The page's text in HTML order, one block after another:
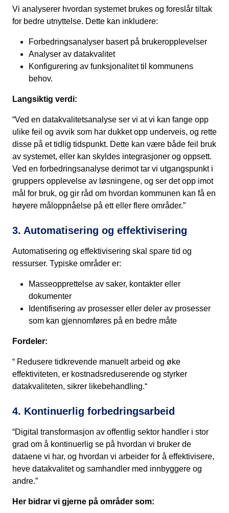
Vi analyserer hvordan systemet brukes og foreslår tiltak
for bedre utnyttelse. Dette kan inkludere:
Forbedringsanalyser basert på brukeropplevelser
Analyser av datakvalitet
Konfigurering av funksjonalitet til kommunens
behov.
Langsiktig verdi:
“Ved en datakvalitetsanalyse ser vi at vi kan fange opp
ulike feil og avvik som har dukket opp underveis, og rette
disse på et tidlig tidspunkt. Dette kan være både feil bruk
av systemet, eller kan skyldes integrasjoner og oppsett.
Ved en forbedringsanalyse derimot tar vi utgangspunkt i
gruppers opplevelse av løsningene, og ser det opp imot
mål for bruk, og gir råd om hvordan kommunen kan få en
høyere måloppnåelse på ett eller flere områder.”
3. Automatisering og effektivisering
Automatisering og effektivisering skal spare tid og
ressurser. Typiske områder er:
Masseopprettelse av saker, kontakter eller
dokumenter
Identifisering av prosesser eller deler av prosesser
som kan gjennomføres på en bedre måte
Fordeler:
“ Redusere tidkrevende manuelt arbeid og øke
effektiviteten, er kostnadsreduserende og styrker
datakvaliteten, sikrer likebehandling.“
4. Kontinuerlig forbedringsarbeid
“Digital transformasjon av offentlig sektor handler i stor
grad om å kontinuerlig se på hvordan vi bruker de
dataene vi har, og hvordan vi arbeider for å effektivisere,
heve datakvalitet og samhandler med innbyggere og
andre.”
Her bidrar vi gjerne på områder som: